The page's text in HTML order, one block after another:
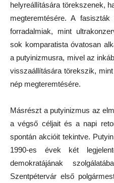
helyreállítására törekszenek,
megteremtésére. A
forradalmiak, mint
sok komparatista óvatosan
a putyinizmusra, mivel az
visszaállítására törekszik,
nép megteremtésére.
Másrészt a putyinizmus az
a végső céljait és a napi
spontán akcióit tekintve.
1990-es évek két
demokratájának
Szentpétervár első